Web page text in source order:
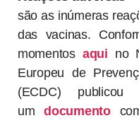
confira aqui.
Reações adversas –
são as inúmeras
das vacinas.
momentosaquino
Europeu de